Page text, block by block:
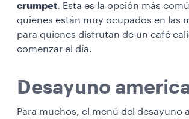
crumpet. Esta es la opción más
quienes están muy ocupados en las
para quienes disfrutan de un café
comenzar el día.
Desayuno
Para muchos, el menú del desayuno